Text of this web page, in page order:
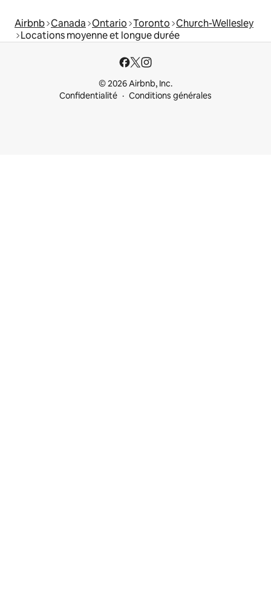
Airbnb Canada Ontario Toronto Church-Wellesley
Locations moyenne et longue durée
© 2026 Airbnb, Inc.
Confidentialité
Conditions générales